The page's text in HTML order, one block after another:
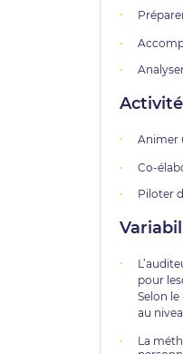
Animer
Co-
Piloter
pour
Selon
au
La